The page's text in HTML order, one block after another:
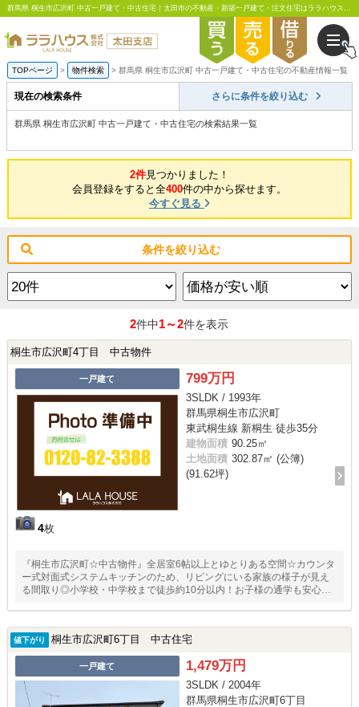
群馬県 桐生市広沢町 中古一戸建て・中古住宅｜太田市の不動産・新築一戸建て・注文住宅はララハウス太田支店
TOPページ 物件検索 群馬県 桐生市広沢町 中古一戸建て・中古住宅の不動産情報一覧
現在の検索条件 さらに条件を絞り込む
群馬県 桐生市広沢町 中古一戸建て・中古住宅の検索結果一覧
2件見つかりました！
会員登録をすると全400件の中から探せます。
今すぐ見る
条件を絞り込む
2件中1～2件を表示
桐生市広沢町4丁目 中古物件
一戸建て
4枚
799万円
3SLDK / 1993年
群馬県桐生市広沢町
東武桐生線 新桐生 徒歩35分
建物面積 90.25㎡
土地面積 302.87㎡ (公簿)
(91.62坪)
『桐生市広沢町☆中古物件』全居室6帖以上とゆとりある空間☆カウンタ
ー式対面式システムキッチンのため、リビングにいる家族の様子が見え
る間取り◎小学校・中学校まで徒歩約10分以内！お子様の通学も安心な
値下がり 桐生市広沢町6丁目 中古住宅
一戸建て 1,479万円
3SLDK / 2004年
群馬県桐生市広沢町6丁目